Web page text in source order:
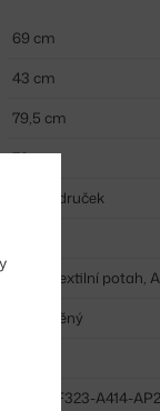
69 cm
43 cm
79,5 cm
79 cm
bez područek
pěna, textilní potah,
čalouněný
HAY-AF323-A414-